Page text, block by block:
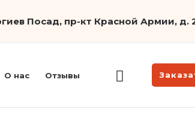
Посад, пр-кт Красной Армии, д.
О нас Отзывы